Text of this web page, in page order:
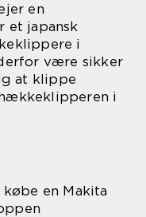
en
et japansk
i
være sikker
at klippe
i
en Makita